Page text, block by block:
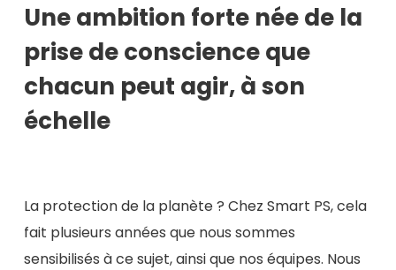
Une ambition forte née de la
prise de conscience que
chacun peut agir, à son
échelle
La protection de la planète ? Chez Smart PS, cela
fait plusieurs années que nous sommes
sensibilisés à ce sujet, ainsi que nos équipes. Nous